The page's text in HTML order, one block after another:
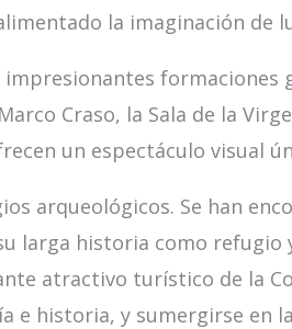
la imaginación de
formaciones
Craso, la Sala de la
un espectáculo visual
arqueológicos. Se han
larga historia como refugio
atractivo turístico de la
e historia, y sumergirse en